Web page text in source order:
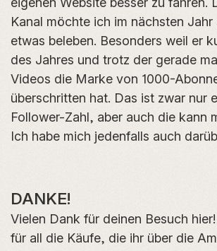
Kanal möchte ich im nächsten Jahr
etwas beleben. Besonders weil er
des Jahres und trotz der gerade
Videos die Marke von 1000-
überschritten hat. Das ist zwar nur
Follower-Zahl, aber auch die kann
Ich habe mich jedenfalls auch
DANKE!
Vielen Dank für deinen Besuch
für all die Käufe, die ihr über die